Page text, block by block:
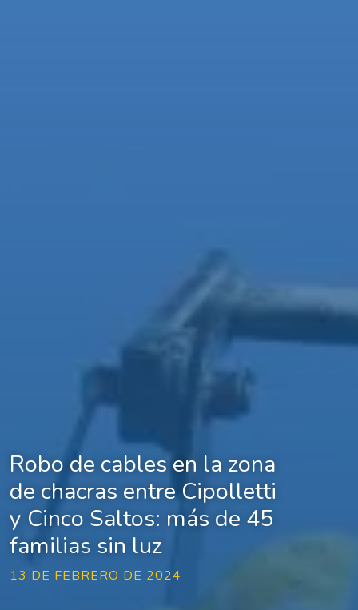
Robo de cables en la zona
de chacras entre Cipolletti
y Cinco Saltos: más de 45
familias sin luz
13 DE FEBRERO DE 2024